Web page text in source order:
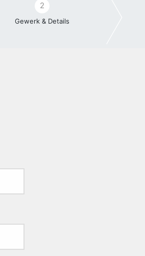
2
Gewerk & Details